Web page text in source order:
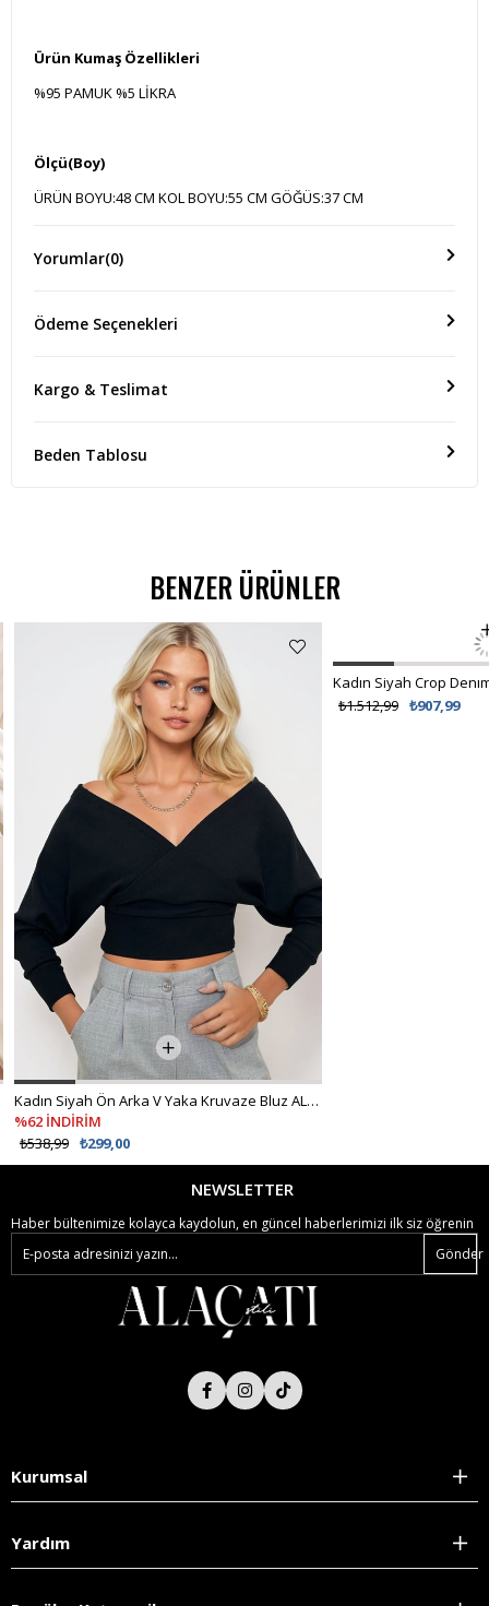
Ürün Kumaş Özellikleri
%95 PAMUK %5 LİKRA
Ölçü(Boy)
ÜRÜN BOYU:48 CM KOL BOYU:55 CM GÖĞÜS:37 CM
Yorumlar(0)
Ödeme Seçenekleri
Kargo & Teslimat
Beden Tablosu
BENZER ÜRÜNLER
Kadın Siyah Ön Arka V Yaka Kruvaze Bluz ALC-019-053-BLZ
%62 İNDİRİM
₺299,00
₺538,99
NEWSLETTER
Haber bültenimize kolayca kaydolun, en güncel haberlerimizi ilk siz öğrenin
Gönder
Kurumsal
Yardım